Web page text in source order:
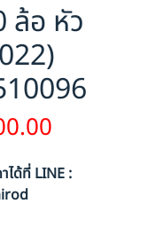
ล้อ หัว
ได้ที่ LINE :